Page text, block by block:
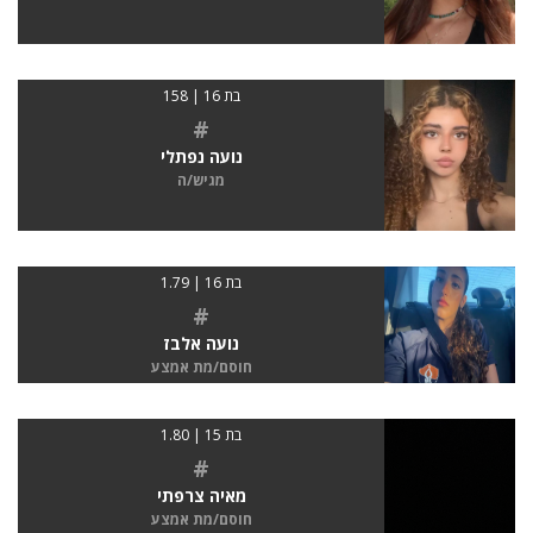
בת 16 | 158
#
נועה נפתלי
מגיש/ה
בת 16 | 1.79
#
נועה אלבז
חוסם/מת אמצע
בת 15 | 1.80
#
מאיה צרפתי
חוסם/מת אמצע